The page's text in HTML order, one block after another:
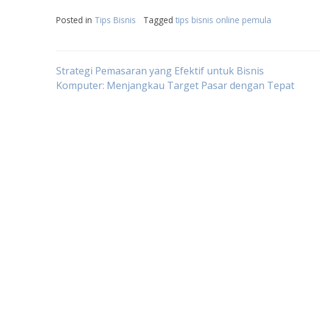
Posted in Tips Bisnis Tagged tips bisnis online pemula
Post
Strategi Pemasaran yang Efektif untuk Bisnis
Komputer: Menjangkau Target Pasar dengan Tepat